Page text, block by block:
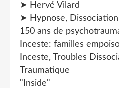
➤ Hervé Vilard
➤ Hypnose,
150 ans de
Inceste: familles
Inceste, Troubles
Traumatique
"Inside"